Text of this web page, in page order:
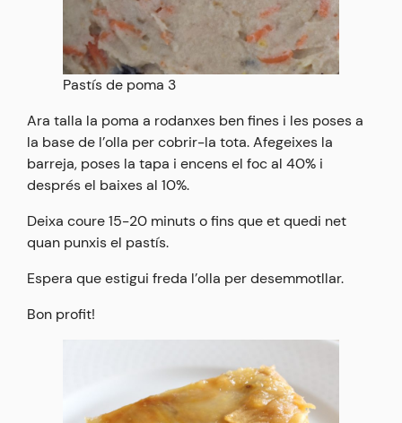
Pastís de poma 3
Ara talla la poma a rodanxes ben fines i les poses a
la base de l’olla per cobrir-la tota. Afegeixes la
barreja, poses la tapa i encens el foc al 40% i
després el baixes al 10%.
Deixa coure 15-20 minuts o fins que et quedi net
quan punxis el pastís.
Espera que estigui freda l’olla per desemmotllar.
Bon profit!